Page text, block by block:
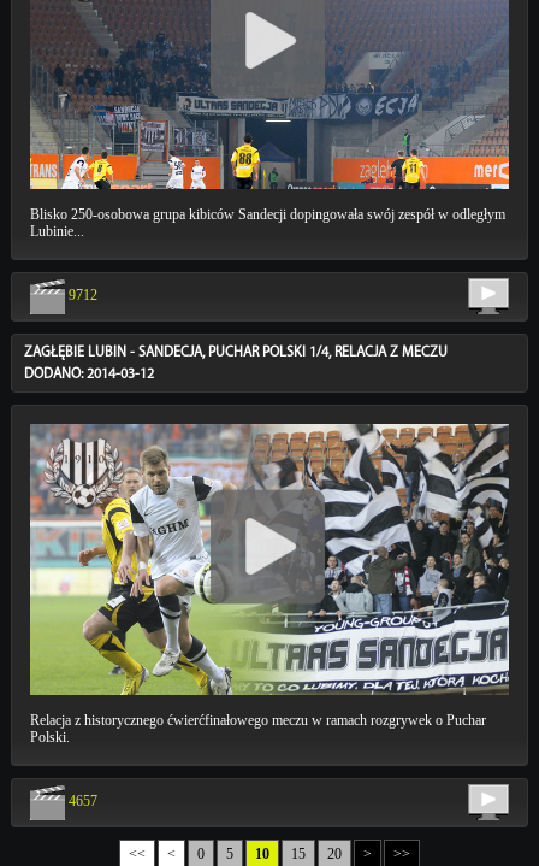
Blisko 250-osobowa grupa kibiców Sandecji dopingowała swój zespół w odległym
Lubinie...
9712
ZAGŁĘBIE LUBIN - SANDECJA, PUCHAR POLSKI 1/4, RELACJA Z MECZU
DODANO: 2014-03-12
Relacja z historycznego ćwierćfinałowego meczu w ramach rozgrywek o Puchar
Polski.
4657
<< < 0 5 10 15 20 > >>